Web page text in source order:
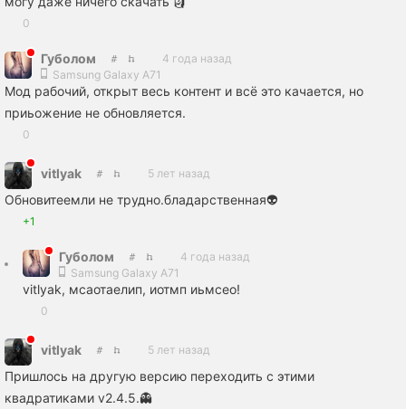
0
Губолом
4 года назад
Samsung Galaxy A71
Мод рабочий, открыт весь контент и всё это качается, но
приьожение не обновляется.
0
vitlyak 5 лет назад
Обновитеемли не трудно.бладарственная👽
+1
Губолом
4 года назад
Samsung Galaxy A71
vitlyak, мсаотаелип, иотмп иьмсео!
0
vitlyak 5 лет назад
Пришлось на другую версию переходить с этими
квадратиками v2.4.5.👻